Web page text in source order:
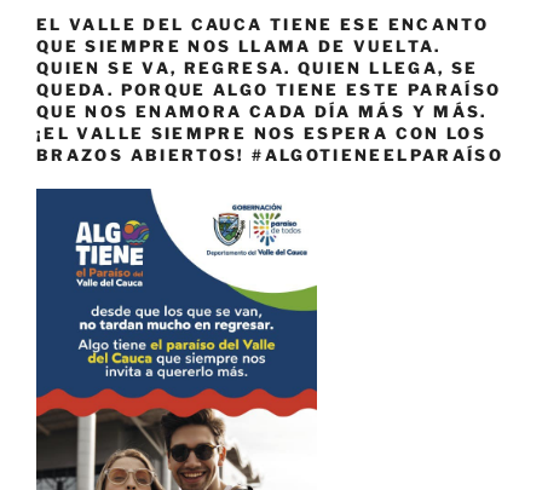
EL VALLE DEL CAUCA TIENE ESE ENCANTO
QUE SIEMPRE NOS LLAMA DE VUELTA.
QUIEN SE VA, REGRESA. QUIEN LLEGA, SE
QUEDA. PORQUE ALGO TIENE ESTE PARAÍSO
QUE NOS ENAMORA CADA DÍA MÁS Y MÁS.
¡EL VALLE SIEMPRE NOS ESPERA CON LOS
BRAZOS ABIERTOS! #ALGOTIENEELPARAÍSO